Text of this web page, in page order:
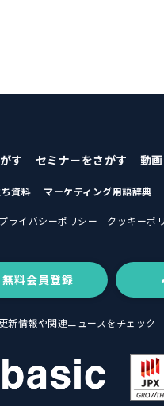
す セミナーをさがす 動
資料 マーケティング用語辞典
プライバシーポリシー クッキーポ
無料会員登録
更新情報や関連ニュースをチェック